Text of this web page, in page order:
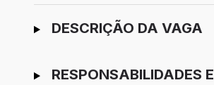
Ir para candidatura
DESCRIÇÃO DA VAGA
RESPONSABILIDADES E